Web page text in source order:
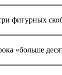
фигурных
«больше